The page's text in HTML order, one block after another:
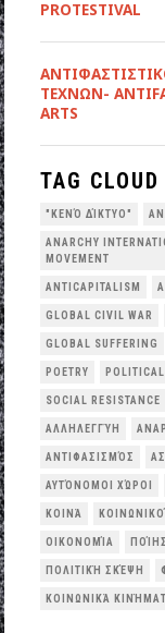
PROTESTIVAL
ΤΕΧΝΩΝ-
ARTS
TAG CLOUD
"ΚΕΝΌ ΔΊΚΤΥΟ"
ANARCHY
MOVEMENT
ANTICAPITALISM
GLOBAL CIVIL WAR
GLOBAL SUFFERING
POETRY
SOCIAL RESISTANCE
ΑΛΛΗΛΕΓΓΎΗ
ΑΝΤΙΦΑΣΙΣΜΌΣ
ΑΥΤΌΝΟΜΟΙ ΧΏΡΟΙ
ΚΟΙΝΆ
ΟΙΚΟΝΟΜΊΑ
ΠΟΛΙΤΙΚΉ ΣΚΈΨΗ
ΚΟΙΝΩΝΙΚΆ